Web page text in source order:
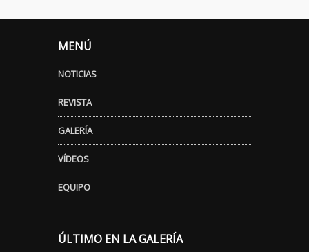
MENÚ
NOTICIAS
REVISTA
GALERÍA
VÍDEOS
EQUIPO
ÚLTIMO EN LA GALERÍA